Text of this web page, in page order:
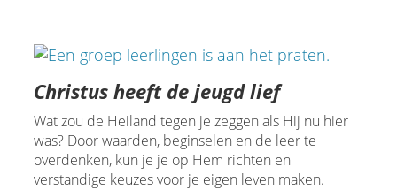
Christus heeft de jeugd lief
Wat zou de Heiland tegen je zeggen als Hij nu hier
was? Door waarden, beginselen en de leer te
overdenken, kun je je op Hem richten en
verstandige keuzes voor je eigen leven maken.